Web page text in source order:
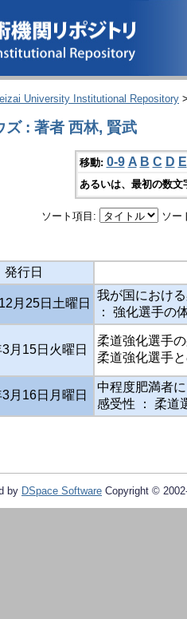
University Institutional Repository
ズ : 著者 西林, 賢武
移動: 0-9 A B C D E
あるいは、最初の数
ソート項目: ソー
発行日
月25日土曜日
我が国におけ
： 強化選手の
月15日火曜日
柔道強化選手
柔道強化選手
月16日月曜日
中程度肥満者
感受性 ： 柔道
by DSpace Software Copyright ©